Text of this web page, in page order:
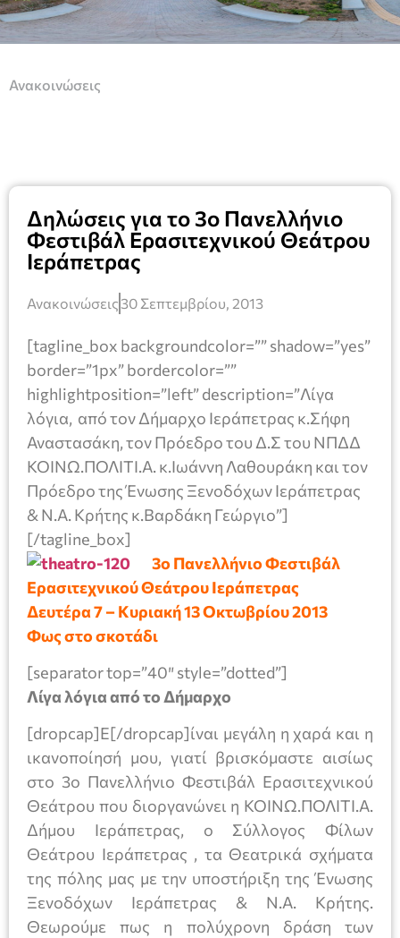
Ανακοινώσεις
Δηλώσεις για το 3ο Πανελλήνιο
Φεστιβάλ Ερασιτεχνικού Θεάτρου
Ιεράπετρας
Ανακοινώσεις 30 Σεπτεμβρίου, 2013
[tagline_box backgroundcolor=”” shadow=”yes”
border=”1px” bordercolor=””
highlightposition=”left” description=”Λίγα
λόγια, από τον Δήμαρχο Ιεράπετρας κ.Σήφη
Αναστασάκη, τον Πρόεδρο του Δ.Σ του ΝΠΔΔ
ΚΟΙΝΩ.ΠΟΛΙΤΙ.Α. κ.Ιωάννη Λαθουράκη και τον
Πρόεδρο της Ένωσης Ξενοδόχων Ιεράπετρας
& Ν.Α. Κρήτης κ.Βαρδάκη Γεώργιο”]
[/tagline_box]
3ο Πανελλήνιο Φεστιβάλ
Ερασιτεχνικού Θεάτρου Ιεράπετρας
Δευτέρα 7 – Κυριακή 13 Οκτωβρίου 2013
Φως στο σκοτάδι
[separator top=”40″ style=”dotted”]
Λίγα λόγια από το Δήμαρχο
[dropcap]Ε[/dropcap]ίναι μεγάλη η χαρά και η
ικανοποίησή μου, γιατί βρισκόμαστε αισίως
στο 3ο Πανελλήνιο Φεστιβάλ Ερασιτεχνικού
Θεάτρου που διοργανώνει η ΚΟΙΝΩ.ΠΟΛΙΤΙ.Α.
Δήμου Ιεράπετρας, ο Σύλλογος Φίλων
Θεάτρου Ιεράπετρας , τα Θεατρικά σχήματα
της πόλης μας με την υποστήριξη της Ένωσης
Ξενοδόχων Ιεράπετρας & Ν.Α. Κρήτης.
Θεωρούμε πως η πολύχρονη δράση των